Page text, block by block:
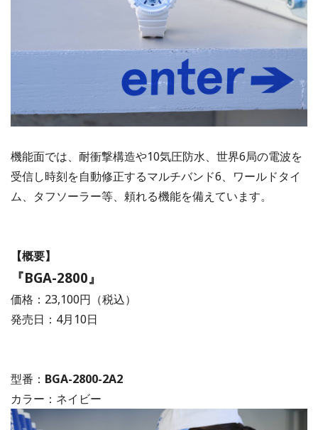
機能面では、耐衝撃構造や10気圧防水、世界6局の電波を
受信し時刻を自動修正するマルチバンド6、ワールドタイ
ム、タフソーラー等、頼れる機能を備えています。
【概要】
『BGA-2800』
価格：23,100円（税込）
発売日：4月10日
型番： BGA-2800-2A2
カラー：ネイビー